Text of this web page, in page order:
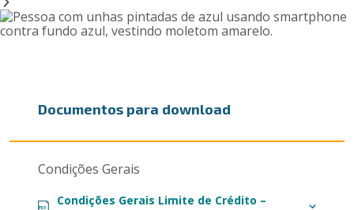
Documentos para download
Condições Gerais
Condições Gerais Limite de Crédito –
PDF